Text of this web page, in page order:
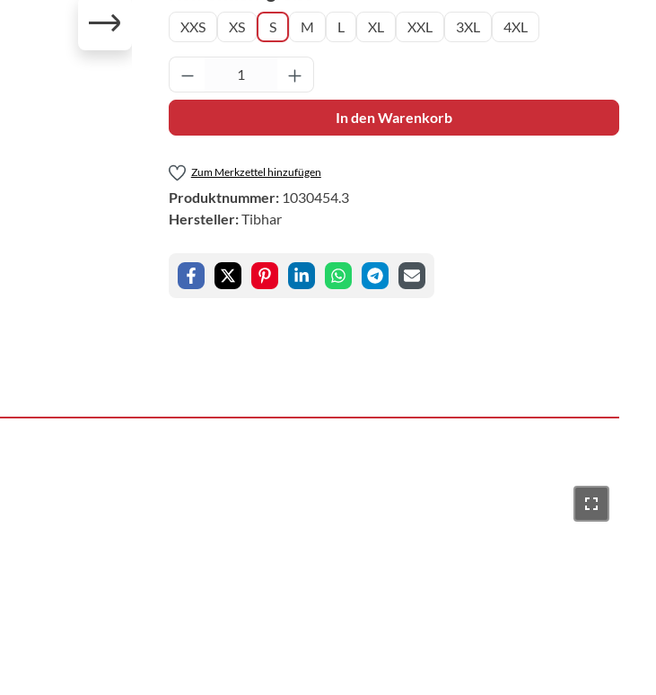
XXS XS S M L XL XXL 3XL 4XL
Produkt Anzahl: Gib den gewünschten Wert ein
In den Warenkorb
Zum Merkzettel hinzufügen
Produktnummer: 1030454.3
Hersteller:Tibhar